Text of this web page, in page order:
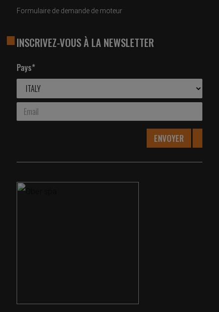
Formulaire de demande de moteur
INSCRIVEZ-VOUS À LA NEWSLETTER
Pays*
ENVOYER